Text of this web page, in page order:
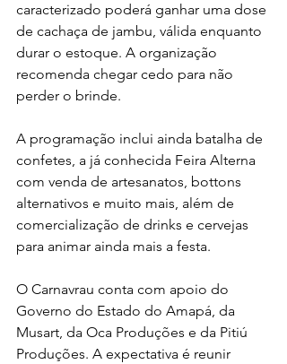
caracterizado poderá ganhar uma dose
de cachaça de jambu, válida enquanto
durar o estoque. A organização
recomenda chegar cedo para não
perder o brinde.
A programação inclui ainda batalha de
confetes, a já conhecida Feira Alterna
com venda de artesanatos, bottons
alternativos e muito mais, além de
comercialização de drinks e cervejas
para animar ainda mais a festa.
O Carnavrau conta com apoio do
Governo do Estado do Amapá, da
Musart, da Oca Produções e da Pitiú
Produções. A expectativa é reunir